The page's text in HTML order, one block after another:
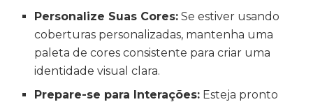
Personalize Suas Cores: Se estiver usando
coberturas personalizadas, mantenha uma
paleta de cores consistente para criar uma
identidade visual clara.
Prepare-se para Interações: Esteja pronto